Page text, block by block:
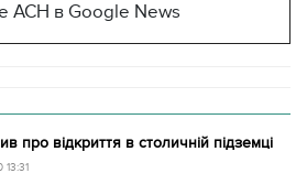
АСН в Google News
про відкриття в столичній підземці